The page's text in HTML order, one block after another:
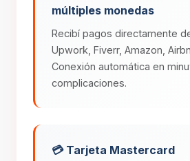
múltiples monedas
Recibí pagos directamente
Upwork, Fiverr, Amazon,
Conexión automática en
complicaciones.
💳 Tarjeta Mastercard